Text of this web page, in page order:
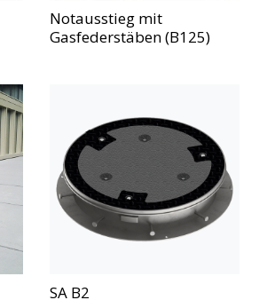
Notausstieg mit
Gasfederstäben (B125)
SA B2